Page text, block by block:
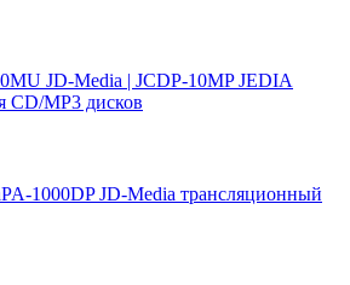
JD-Media | JCDP-10MP JEDIA
CD/MP3 дисков
PA-1000DP JD-Media трансляционный